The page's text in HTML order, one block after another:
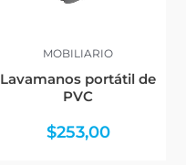
MOBILIARIO
Lavamanos portátil de
PVC
$253,00